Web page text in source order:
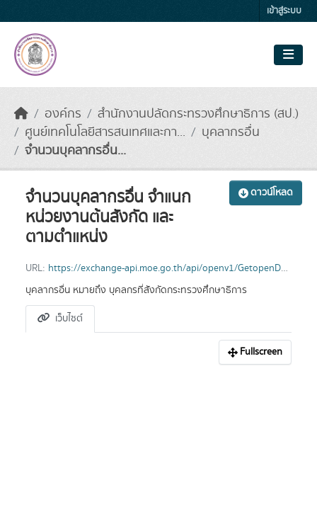
เข้าสู่ระบบ
องค์กร
สำนักงานปลัดกระทรวงศึกษาธิการ (สป.)
ศูนย์เทคโนโลยีสารสนเทศและกา...
บุคลากรอื่น
จำนวนบุคลากรอื่น...
ดาวน์โหลด
จำนวนบุคลากรอื่น จำแนก
หน่วยงานต้นสังกัด และ
ตามตำแหน่ง
URL: https://exchange-api.moe.go.th/api/openv1/GetopenData27/2565/1
บุคลากรอื่น หมายถึง บุคลกรที่สังกัดกระทรวงศึกษาธิการ
เว็บไซต์
Fullscreen